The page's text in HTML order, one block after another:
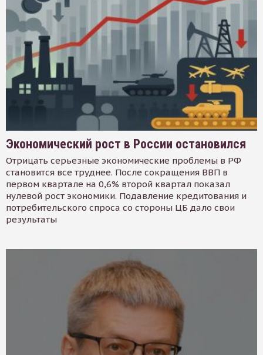
Экономический рост в России остановился
Отрицать серьезные экономические проблемы в РФ
становится все труднее. После сокращения ВВП в
первом квартале на 0,6% второй квартал показал
нулевой рост экономики. Подавление кредитования и
потребительского спроса со стороны ЦБ дало свои
результаты